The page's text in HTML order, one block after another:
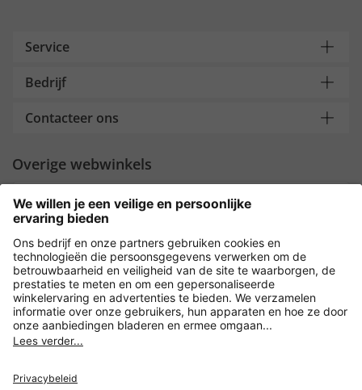
Service
Bedrijf
Contacteer ons
Overige webwinkels
Nederland
Payment and Delivery
Versleuteling met